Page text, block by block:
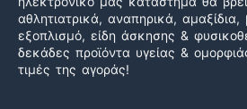
αθλητιατρικά, αναπηρικά, αμαξίδια,
εξοπλισμό, είδη άσκησης &
δεκάδες προϊόντα υγείας &
τιμές της αγοράς!